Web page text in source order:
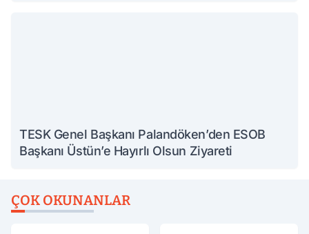
TESK Genel Başkanı Palandöken’den ESOB
Başkanı Üstün’e Hayırlı Olsun Ziyareti
ÇOK OKUNANLAR